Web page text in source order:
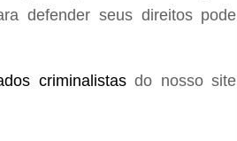
defender seus direitos pode
criminalistasdo nosso site